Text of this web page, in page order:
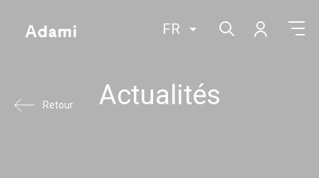
FR
Retour Actualités